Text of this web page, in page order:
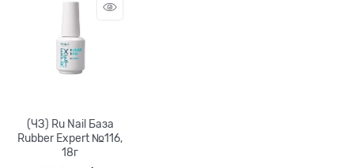
(ЧЗ) Ru Nail База
Rubber Expert №116,
18г